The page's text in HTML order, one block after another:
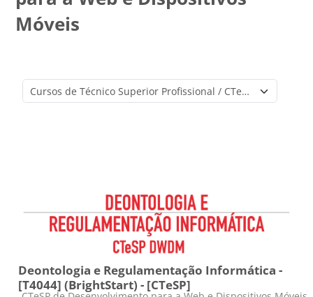
Móveis
Course categories
Deontologia e Regulamentação Informática -
[T4044] (BrightStart) - [CTeSP]